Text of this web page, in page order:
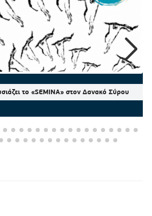
το «SEMINA» στον Δανακό Σύρου